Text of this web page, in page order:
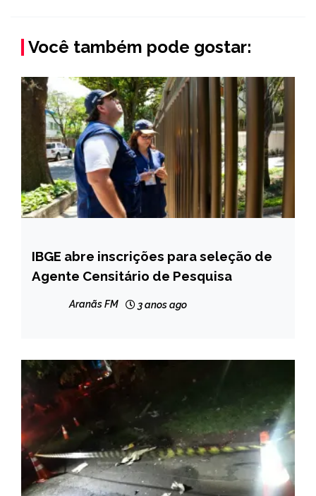
Você também pode gostar:
BRASIL
NOTÍCIAS
IBGE abre inscrições para seleção de
Agente Censitário de Pesquisa
Aranãs FM 3 anos ago